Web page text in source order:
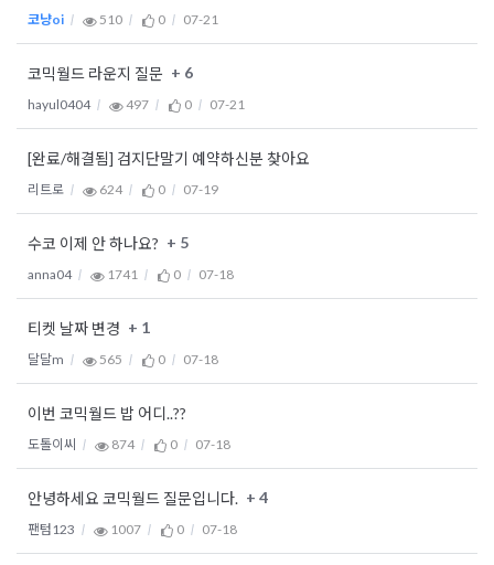
코냥oi 510 0 07-21
코믹월드 라운지 질문 + 6
hayul0404 497 0 07-21
[완료/해결됨] 검지단말기 예약하신분 찾아요
리트로 624 0 07-19
수코 이제 안 하나요? + 5
anna04 1741 0 07-18
티켓 날짜 변경 + 1
달달m 565 0 07-18
이번 코믹월드 밥 어디..??
도톨이씨 874 0 07-18
안녕하세요 코믹월드 질문입니다. + 4
팬텀123 1007 0 07-18